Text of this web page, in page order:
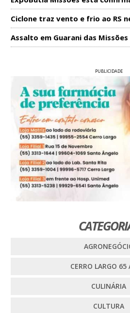
Ciclone traz vento e frio ao RS
Assalto em Guarani das
PUBLICIDADE
CERRO LARGO 65
CULINÁRIA
CULTURA